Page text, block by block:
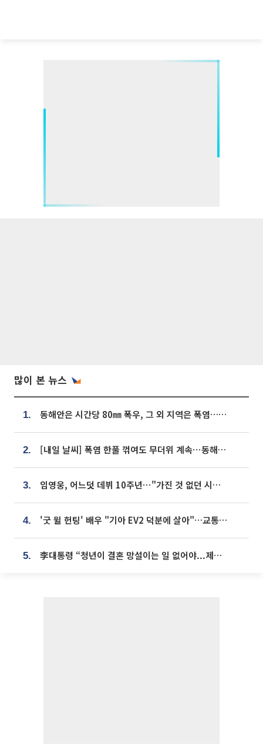
많이 본 뉴스
1. 동해안은 시간당 80㎜ 폭우, 그 외 지역은 폭염…‘극과 극 날씨’
2. [내일 날씨] 폭염 한풀 꺾여도 무더위 계속⋯동해안 이틀 연속 비
3. 임영웅, 어느덧 데뷔 10주년⋯"가진 것 없던 시절, 내 앞엔 20명의 팬뿐"
4. '굿 윌 헌팅' 배우 "기아 EV2 덕분에 살아"…교통사고 후 안전성 극찬
5. 李대통령 “청년이 결혼 망설이는 일 없어야...제도상 불이익 조사”